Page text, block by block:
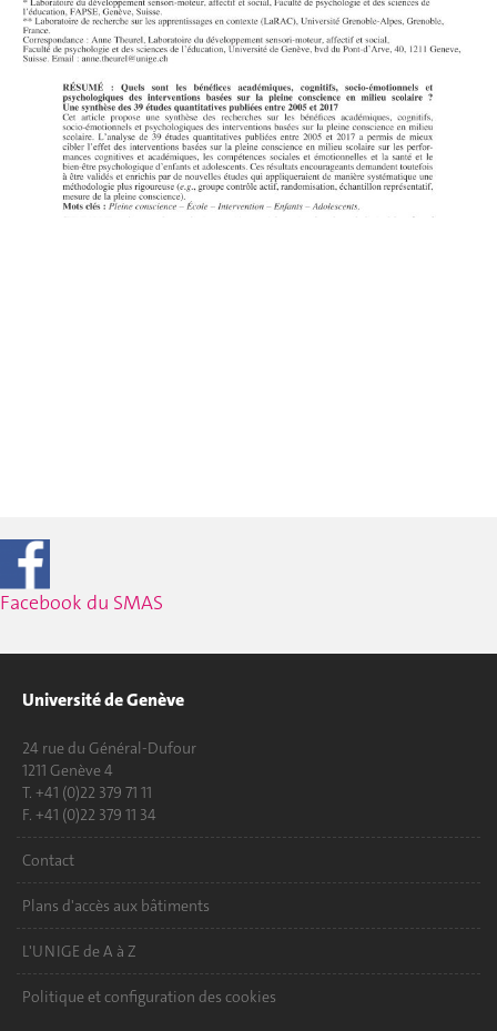
Facebook du SMAS
Université de Genève
24 rue du Général-Dufour
1211 Genève 4
T. +41 (0)22 379 71 11
F. +41 (0)22 379 11 34
Contact
Plans d'accès aux bâtiments
L'UNIGE de A à Z
Politique et configuration des cookies